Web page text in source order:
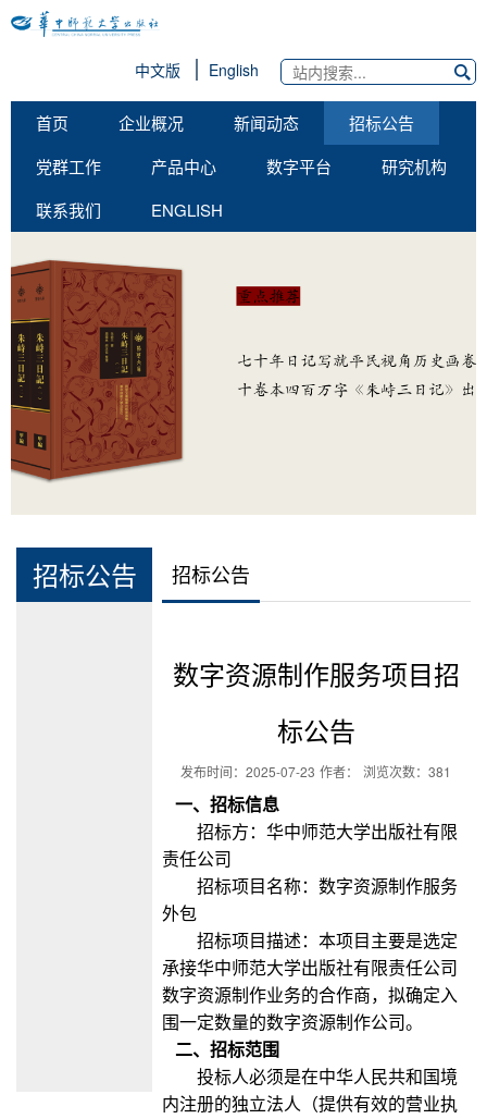
中文版 English
首页 企业概况 新闻动态
招标公告
党群工作
产品中心 数字平台
研究机构
联系我们
ENGLISH
招标公告 招标公告
数字资源制作服务项目招
标公告
发布时间：2025-07-23 作者： 浏览次数：381
一、招标信息
招标方：华中师范大学出版社有限
责任公司
招标项目名称：数字资源制作服务
外包
招标项目描述： 本项目主要是选定
承接华中师范大学出版社有限责任公司
数字资源制作业务的合作商，拟确定入
围一定数量的数字资源制作公司。
二、招标范围
投标人必须是在中华人民共和国境
内注册的独立法人（提供有效的营业执